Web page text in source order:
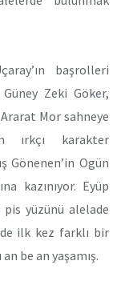
başrolleri
Zeki Göker,
Mor sahneye
ırkçı karakter
Gönenen’in Ogün
kazınıyor. Eyüp
yüzünü alelade
ilk kez farklı bir
be an yaşamış.